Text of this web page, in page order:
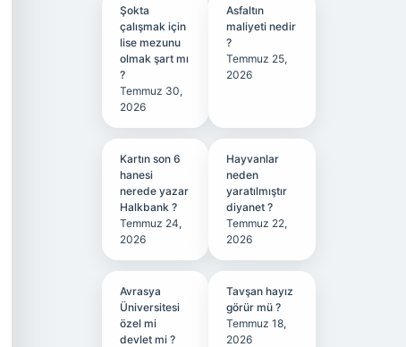
Şokta
çalışmak için
lise mezunu
olmak şart mı
?
Temmuz 30,
2026
Asfaltın
maliyeti nedir
?
Temmuz 25,
2026
Kartın son 6
hanesi
nerede yazar
Halkbank ?
Temmuz 24,
2026
Hayvanlar
neden
yaratılmıştır
diyanet ?
Temmuz 22,
2026
Avrasya
Üniversitesi
özel mi
devlet mi ?
Tavşan hayız
görür mü ?
Temmuz 18,
2026